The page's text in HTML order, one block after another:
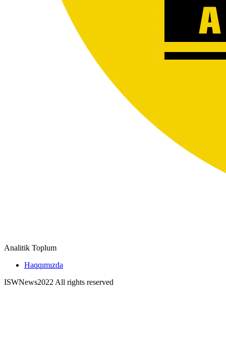
Analitik Toplum
Haqqımızda
ISWNews2022 All rights reserved